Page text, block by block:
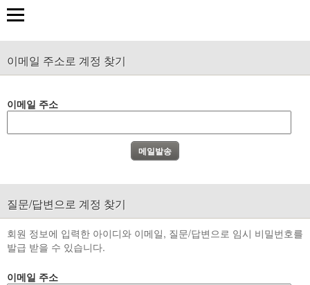
이메일 주소로 계정 찾기
이메일 주소
질문/답변으로 계정 찾기
회원 정보에 입력한 아이디와 이메일, 질문/답변으로 임시 비밀번호를
발급 받을 수 있습니다.
이메일 주소